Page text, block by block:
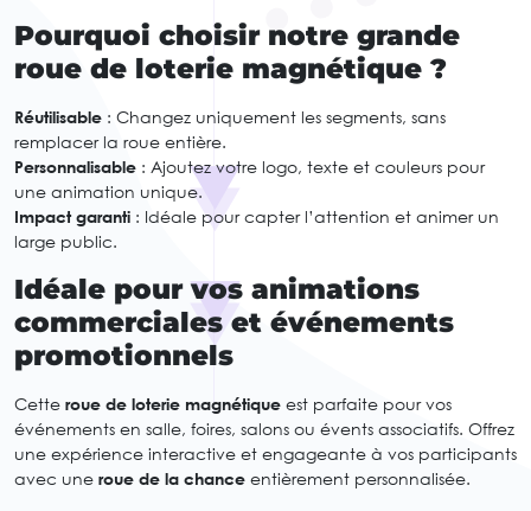
Pourquoi choisir notre grande
roue de loterie magnétique ?
Réutilisable : Changez uniquement les segments, sans
remplacer la roue entière.
Personnalisable : Ajoutez votre logo, texte et couleurs pour
une animation unique.
Impact garanti : Idéale pour capter l’attention et animer un
large public.
Idéale pour vos animations
commerciales et événements
promotionnels
Cette roue de loterie magnétique est parfaite pour vos
événements en salle, foires, salons ou évents associatifs. Offrez
une expérience interactive et engageante à vos participants
avec une roue de la chance entièrement personnalisée.